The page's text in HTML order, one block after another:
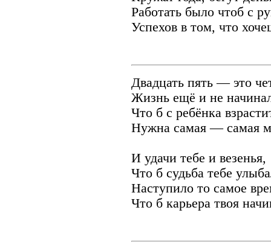
Работать было чтоб с
Успехов в том, что
Двадцать пять — это
Жизнь ещё и не
Что б с ребёнка
Нужна самая — самая
И удачи тебе и везенья,
Что б судьба тебе
Наступило то самое
Что б карьера твоя